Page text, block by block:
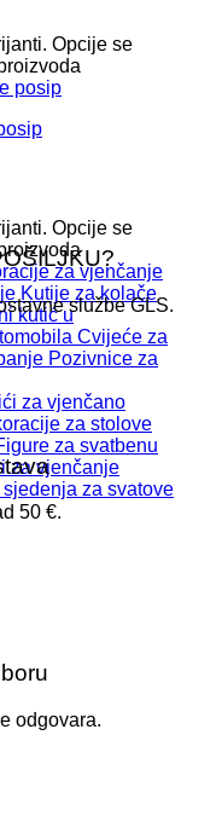
Opcije se
Opcije se
za vjenčanje
Kutije za kolače
kutić u
Cvijeće za
Pozivnice za
za vjenčano
za stolove
za svatbenu
za vjenčanje
sjedenja za svatove
službe GLS.
50 €.
odgovara.